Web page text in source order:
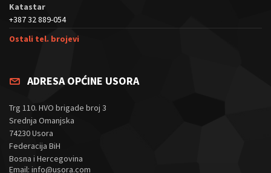
Katastar
+387 32 889-054
Ostali tel. brojevi
ADRESA OPĆINE USORA
Trg 110. HVO brigade broj 3
Srednja Omanjska
74230 Usora
Federacija BiH
Bosna i Hercegovina
Email: info@usora.com